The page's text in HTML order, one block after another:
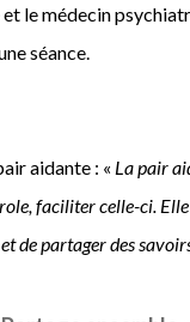
et le médecin
séance.
aidante : « La pair
faciliter celle-ci.
et de partager des